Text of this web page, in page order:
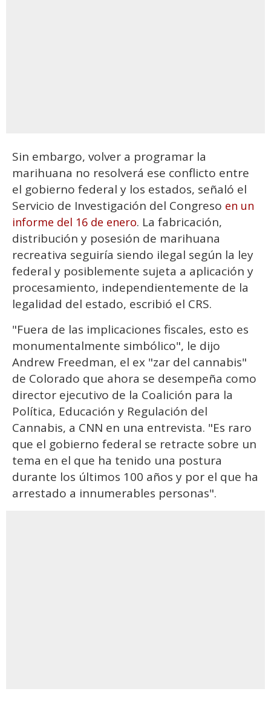
Sin embargo, volver a programar la
marihuana no resolverá ese conflicto entre
el gobierno federal y los estados, señaló el
Servicio de Investigación del Congreso en un
informe del 16 de enero. La fabricación,
distribución y posesión de marihuana
recreativa seguiría siendo ilegal según la ley
federal y posiblemente sujeta a aplicación y
procesamiento, independientemente de la
legalidad del estado, escribió el CRS.
"Fuera de las implicaciones fiscales, esto es
monumentalmente simbólico", le dijo
Andrew Freedman, el ex "zar del cannabis"
de Colorado que ahora se desempeña como
director ejecutivo de la Coalición para la
Política, Educación y Regulación del
Cannabis, a CNN en una entrevista. "Es raro
que el gobierno federal se retracte sobre un
tema en el que ha tenido una postura
durante los últimos 100 años y por el que ha
arrestado a innumerables personas".